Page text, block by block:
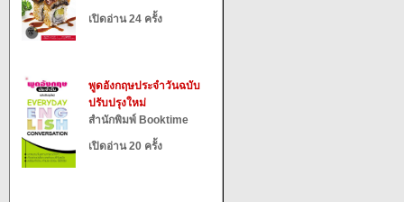
เปิดอ่าน 24 ครั้ง
พูดอังกฤษประจำวันฉบับ
ปรับปรุงใหม่
สำนักพิมพ์ Booktime
เปิดอ่าน 20 ครั้ง